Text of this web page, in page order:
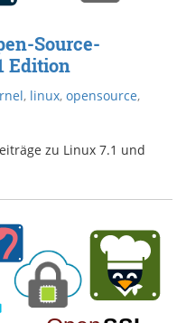
Source-
Edition
, linux, opensource,
zu Linux 7.1 und